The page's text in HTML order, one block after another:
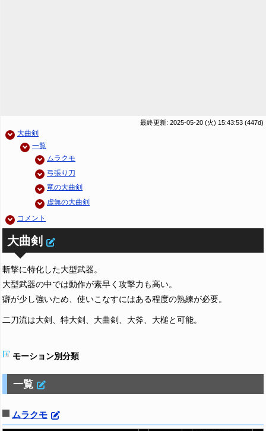
最終更新: 2025-05-20 (火) 15:43:53 (447d)
大曲剣
一覧
ムラクモ
弓張り刀
竜の大曲剣
虚無の大曲剣
コメント
大曲剣
斬撃に特化した大型武器。
大型武器の中では動作が素早く攻撃力も高い。
癖が少し強いため、使いこなすにはある程度の熟練が必要。
二刀流は大剣、特大剣、大曲剣、大斧、大槌と可能。
モーション別分類
一覧
ムラクモ